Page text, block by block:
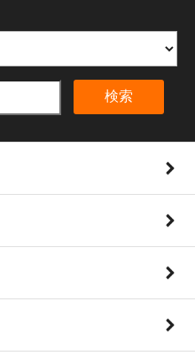
検索